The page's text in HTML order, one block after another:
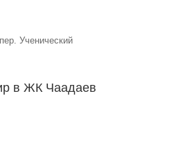
Ученический
в ЖК Чаадаев